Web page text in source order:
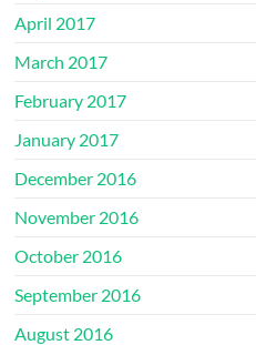
April 2017
March 2017
February 2017
January 2017
December 2016
November 2016
October 2016
September 2016
August 2016